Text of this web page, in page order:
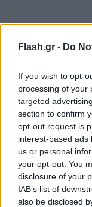
Flash.gr - Do
If you wish to opt-
processing of your
targeted
section to confirm
opt-out request is
interest-based ads
us or personal
your opt-out. You
disclosure of your
IAB’s list of
also be disclosed